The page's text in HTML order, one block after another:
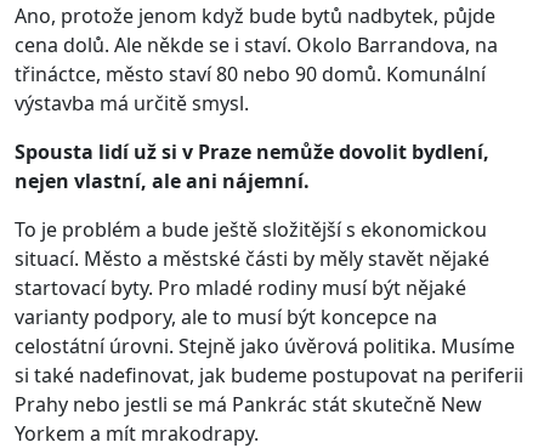
Ano, protože jenom když bude bytů nadbytek, půjde
cena dolů. Ale někde se i staví. Okolo Barrandova, na
třináctce, město staví 80 nebo 90 domů. Komunální
výstavba má určitě smysl.
Spousta lidí už si v Praze nemůže dovolit bydlení,
nejen vlastní, ale ani nájemní.
To je problém a bude ještě složitější s ekonomickou
situací. Město a městské části by měly stavět nějaké
startovací byty. Pro mladé rodiny musí být nějaké
varianty podpory, ale to musí být koncepce na
celostátní úrovni. Stejně jako úvěrová politika. Musíme
si také nadefinovat, jak budeme postupovat na periferii
Prahy nebo jestli se má Pankrác stát skutečně New
Yorkem a mít mrakodrapy.